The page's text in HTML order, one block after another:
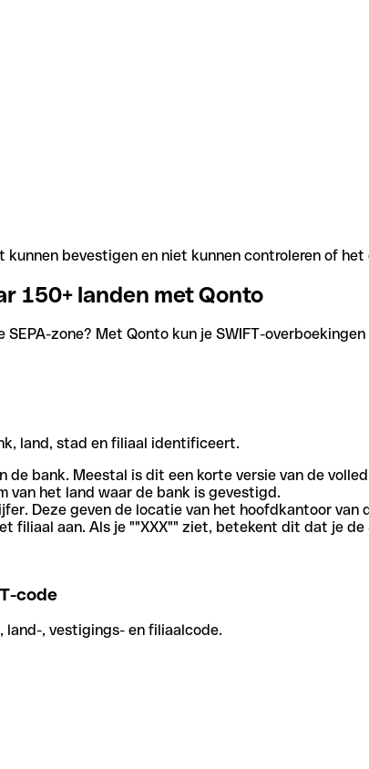
bevestigen en niet kunnen controleren of
150+ landen met Qonto
zone? Met Qonto kun je SWIFT-
land, stad en filiaal identificeert.
de bank. Meestal is dit een korte versie van de
van het land waar de bank is gevestigd.
Deze geven de locatie van het hoofdkantoor van
filiaal aan. Als je ""XXX"" ziet, betekent dit dat je
code
land-, vestigings- en filiaalcode.